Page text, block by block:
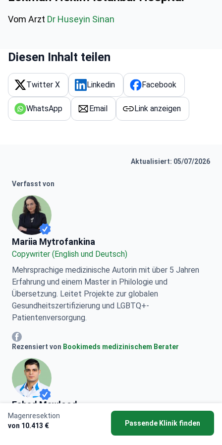
Magenresektion
von 10.413 €
Passende Klinik finden
Vom Arzt Dr Huseyin Sinan
Diesen Inhalt teilen
Twitter X Linkedin Facebook
WhatsApp Email Link anzeigen
Aktualisiert: 05/07/2026
Verfasst von
Mariia Mytrofankina
Mariia Mytrofankina
Copywriter (English und Deutsch)
Mehrsprachige medizinische Autorin mit über 5 Jahren
Erfahrung und einem Master in Philologie und
Übersetzung. Leitet Projekte zur globalen
Gesundheitszertifizierung und LGBTQ+-
Patientenversorgung.
Mariia Mytrofankina Facebook
Rezensiert von Bookimeds medizinischem Berater
Fahad Mawlood
Medizinischer Redakteur und Data Scientist
Allgemeinarzt. Gewinner von 4 wissenschaftlichen